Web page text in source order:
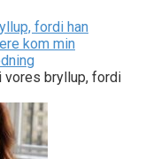
fordi han
kom min
bryllup, fordi